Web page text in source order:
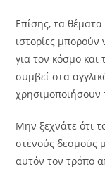
Επίσης, τα
ιστορίες
για τον κόσμο
συμβεί στα
χρησιμοποιήσουν
Μην ξεχνάτε ότι
στενούς δεσμούς
αυτόν τον τρόπο